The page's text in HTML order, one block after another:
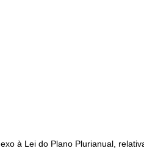
à Lei do Plano Plurianual,